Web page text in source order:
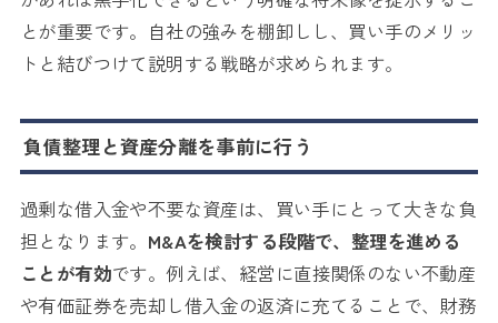
とが重要です。自社の強みを棚卸しし、買い手のメリッ
トと結びつけて説明する戦略が求められます。
負債整理と資産分離を事前に行う
過剰な借入金や不要な資産は、買い手にとって大きな負
担となります。 M&Aを検討する段階で、整理を進める
ことが有効です。例えば、経営に直接関係のない不動産
や有価証券を売却し借入金の返済に充てることで、財務